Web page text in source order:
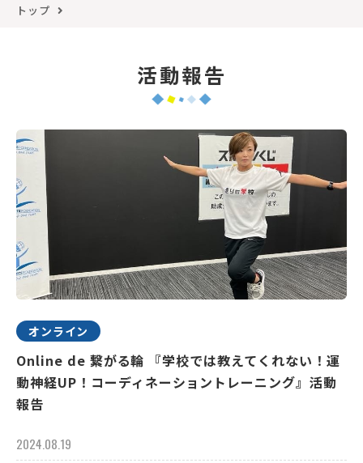
トップ
活動報告
オンライン
Online de 繋がる輪 『学校では教えてくれない！運
動神経UP！コーディネーショントレーニング』活動
報告
2024.08.19